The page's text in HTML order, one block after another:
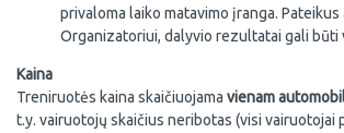
privaloma laiko matavimo įranga. Pateikus
Organizatoriui, dalyvio rezultatai gali būti
Kaina
Treniruotės kaina skaičiuojama vienam
t.y. vairuotojų skaičius neribotas (visi vairuotojai